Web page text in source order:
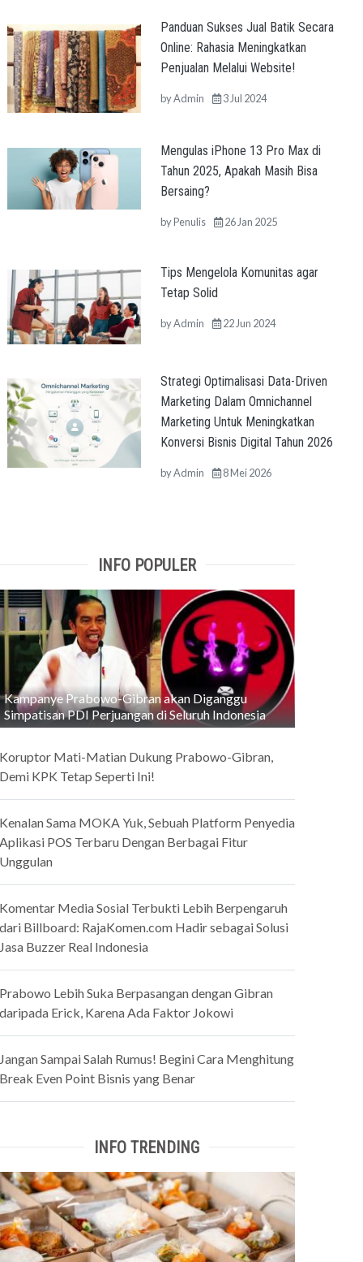
Panduan Sukses Jual Batik Secara
Online: Rahasia Meningkatkan
Penjualan Melalui Website!
byAdmin 3 Jul 2024
Mengulas iPhone 13 Pro Max di
Tahun 2025, Apakah Masih Bisa
Bersaing?
byPenulis 26 Jan 2025
Tips Mengelola Komunitas agar
Tetap Solid
byAdmin 22 Jun 2024
Strategi Optimalisasi Data-Driven
Marketing Dalam Omnichannel
Marketing Untuk Meningkatkan
Konversi Bisnis Digital Tahun 2026
byAdmin 8 Mei 2026
INFO POPULER
Kampanye Prabowo-Gibran akan Diganggu
Simpatisan PDI Perjuangan di Seluruh Indonesia
Mati-Matian Dukung Prabowo-Gibran,
KPK Tetap Seperti Ini!
Sama MOKA Yuk, Sebuah Platform Penyedia
POS Terbaru Dengan Berbagai Fitur
Media Sosial Terbukti Lebih Berpengaruh
Billboard: RajaKomen.com Hadir sebagai Solusi
Buzzer Real Indonesia
Lebih Suka Berpasangan dengan Gibran
Erick, Karena Ada Faktor Jokowi
Sampai Salah Rumus! Begini Cara Menghitung
Even Point Bisnis yang Benar
INFO TRENDING